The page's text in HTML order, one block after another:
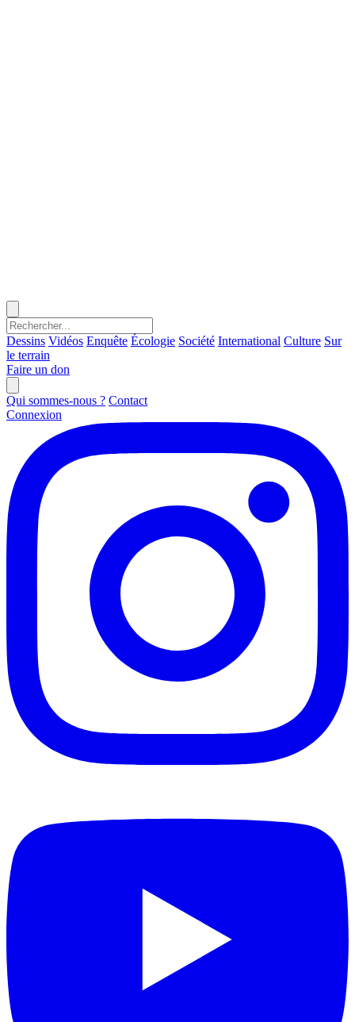
Dessins Vidéos Enquête Écologie Société International Culture Sur
le terrain
Faire un don
Qui sommes-nous ? Contact
Connexion